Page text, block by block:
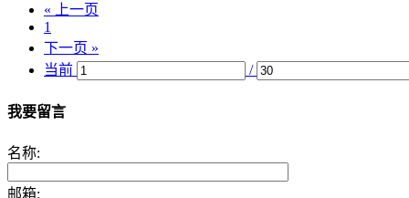
« 上一页
1
下一页 »
当前
/
我要留言
名称:
邮箱: